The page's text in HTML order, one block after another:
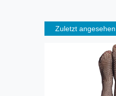
Zuletzt angesehen